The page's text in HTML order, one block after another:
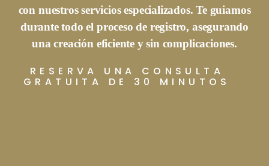
con nuestros servicios especializados. Te guiamos
durante todo el proceso de registro, asegurando
una creación eficiente y sin complicaciones.
RESERVA UNA CONSULTA
GRATUITA DE 30 MINUTOS